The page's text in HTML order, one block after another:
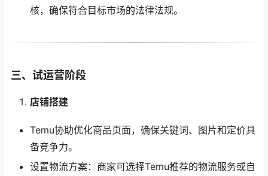
核，确保符合目标市场的法律法规。
三、试运营阶段
店铺搭建
Temu协助优化商品页面，确保关键词、图片和定价具
备竞争力。
设置物流方案：商家可选择Temu推荐的物流服务或自